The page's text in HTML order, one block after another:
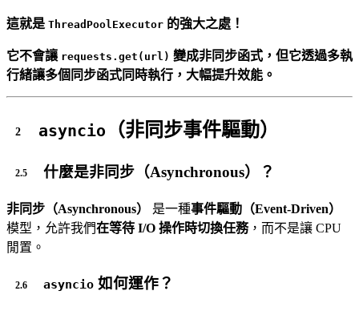
這就是 ThreadPoolExecutor 的強大之處！
它不會讓 requests.get(url) 變成非同步函式，但它透過多執
行緒讓多個同步函式同時執行，大幅提升效能。
asyncio （非同步事件驅動）
什麼是非同步（Asynchronous）？
非同步（Asynchronous） 是一種事件驅動（Event-Driven）
模型，允許我們在等待 I/O 操作時切換任務，而不是讓 CPU
閒置。
asyncio 如何運作？